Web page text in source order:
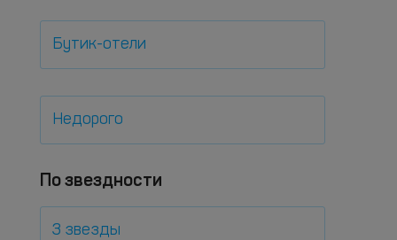
Бутик-отели
Недорого
По звездности
3 звезды